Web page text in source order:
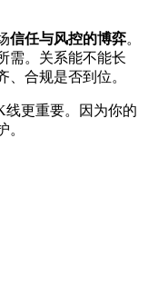
信任与风控的博弈。
需。关系能不能长
合规是否到位。
线更重要。因为你的
。